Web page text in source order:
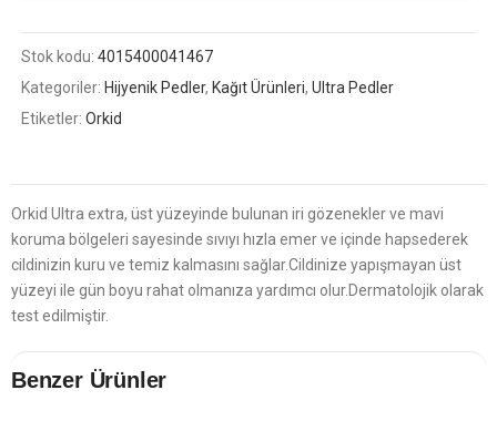
Stok kodu:4015400041467
Kategoriler: Hijyenik Pedler, Kağıt Ürünleri,Ultra Pedler
Etiketler:Orkid
Orkid Ultra extra, üst yüzeyinde bulunan iri gözenekler ve mavi
koruma bölgeleri sayesinde sıvıyı hızla emer ve içinde hapsederek
cildinizin kuru ve temiz kalmasını sağlar.Cildinize yapışmayan üst
yüzeyi ile gün boyu rahat olmanıza yardımcı olur.Dermatolojik olarak
test edilmiştir.
Benzer Ürünler